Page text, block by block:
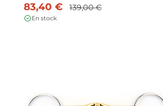
83,40 € 139,00 €
En stock